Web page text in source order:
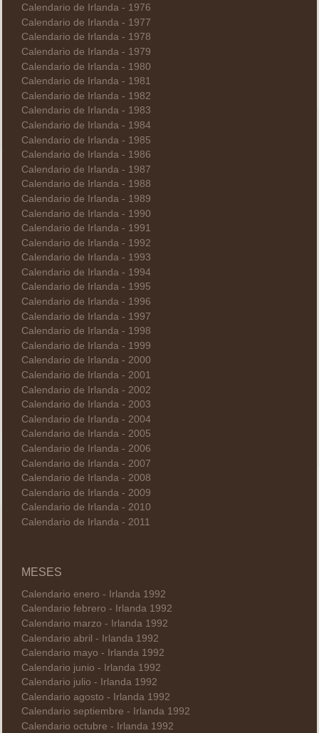
Calendario de Irlanda - 1976
Calendario de Irlanda - 1977
Calendario de Irlanda - 1978
Calendario de Irlanda - 1979
Calendario de Irlanda - 1980
Calendario de Irlanda - 1981
Calendario de Irlanda - 1982
Calendario de Irlanda - 1983
Calendario de Irlanda - 1984
Calendario de Irlanda - 1985
Calendario de Irlanda - 1986
Calendario de Irlanda - 1987
Calendario de Irlanda - 1988
Calendario de Irlanda - 1989
Calendario de Irlanda - 1990
Calendario de Irlanda - 1991
Calendario de Irlanda - 1992
Calendario de Irlanda - 1993
Calendario de Irlanda - 1994
Calendario de Irlanda - 1995
Calendario de Irlanda - 1996
Calendario de Irlanda - 1997
Calendario de Irlanda - 1998
Calendario de Irlanda - 1999
Calendario de Irlanda - 2000
Calendario de Irlanda - 2001
Calendario de Irlanda - 2002
Calendario de Irlanda - 2003
Calendario de Irlanda - 2004
Calendario de Irlanda - 2005
Calendario de Irlanda - 2006
Calendario de Irlanda - 2007
Calendario de Irlanda - 2008
Calendario de Irlanda - 2009
Calendario de Irlanda - 2010
Calendario de Irlanda - 2011
MESES
Calendario enero - Irlanda 1992
Calendario febrero - Irlanda 1992
Calendario marzo - Irlanda 1992
Calendario abril - Irlanda 1992
Calendario mayo - Irlanda 1992
Calendario junio - Irlanda 1992
Calendario julio - Irlanda 1992
Calendario agosto - Irlanda 1992
Calendario septiembre - Irlanda 1992
Calendario octubre - Irlanda 1992